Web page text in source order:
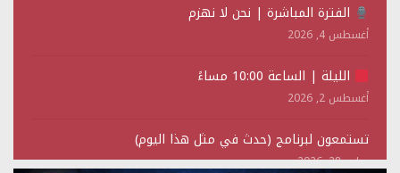
الفترة المباشرة | نحن لا نهزم
أغسطس 4, 2026
الليلة | الساعة 10:00 مساءً
أغسطس 2, 2026
تستمعون لبرنامج (حدث في مثل هذا اليوم)
يوليو 28, 2026